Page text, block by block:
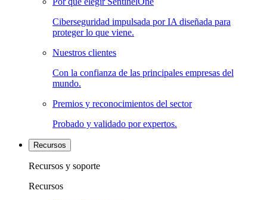
Ciberseguridad impulsada por IA diseñada para
proteger lo que viene.
Nuestros clientes
Con la confianza de las principales empresas del
mundo.
Premios y reconocimientos del sector
Probado y validado por expertos.
Recursos
Recursos y soporte
Recursos